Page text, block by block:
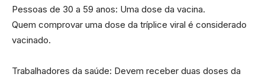
Pessoas de 30 a 59 anos: Uma dose da vacina.
Quem comprovar uma dose da tríplice viral é considerado
vacinado.
Trabalhadores da saúde: Devem receber duas doses da